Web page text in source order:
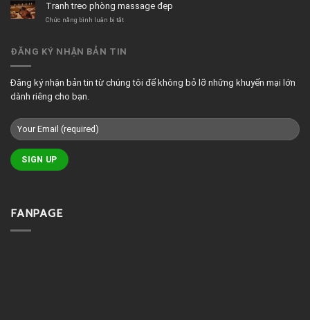
treo
quán
Tranh treo phòng massage đẹp
Chức năng bình luận bị tắtở
phòng
ĐĂNG KÝ NHẬN BẢN TIN
Đăng ký nhận bản tin từ chúng tôi để không bỏ lỡ những khuyến mại lớn
dành riêng cho bạn.
FANPAGE